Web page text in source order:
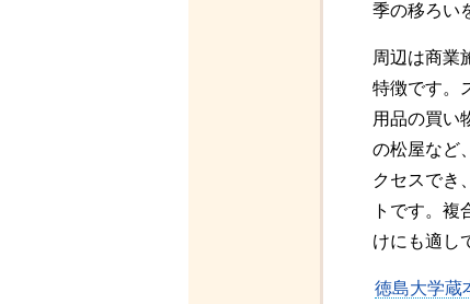
季の移ろい
周辺は商業
特徴です。
用品の買い
の松屋など
クセスでき
トです。複
けにも適し
徳島大学蔵